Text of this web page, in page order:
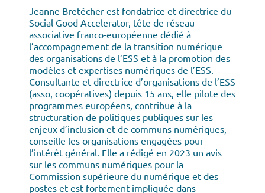
Jeanne Bretécher est fondatrice et directrice du
Social Good Accelerator, tête de réseau
associative franco-européenne dédié à
l’accompagnement de la transition numérique
des organisations de l’ESS et à la promotion des
modèles et expertises numériques de l’ESS.
Consultante et directrice d’organisations de l’ESS
(asso, coopératives) depuis 15 ans, elle pilote des
programmes européens, contribue à la
structuration de politiques publiques sur les
enjeux d’inclusion et de communs numériques,
conseille les organisations engagées pour
l’intérêt général. Elle a rédigé en 2023 un avis
sur les communs numériques pour la
Commission supérieure du numérique et des
postes et est fortement impliquée dans